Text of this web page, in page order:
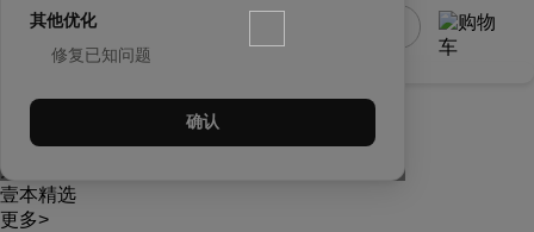
其他优化
修复已知问题
确认
搜索您想要的产品
闪购活动
充值特惠
充¥3000送750
壹本精选
更多>